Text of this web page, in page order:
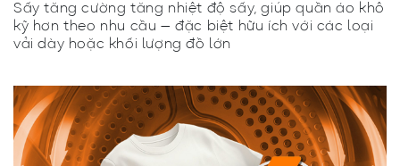
Sấy tăng cường tăng nhiệt độ sấy, giúp quần áo khô
kỹ hơn theo nhu cầu — đặc biệt hữu ích với các loại
vải dày hoặc khối lượng đồ lớn